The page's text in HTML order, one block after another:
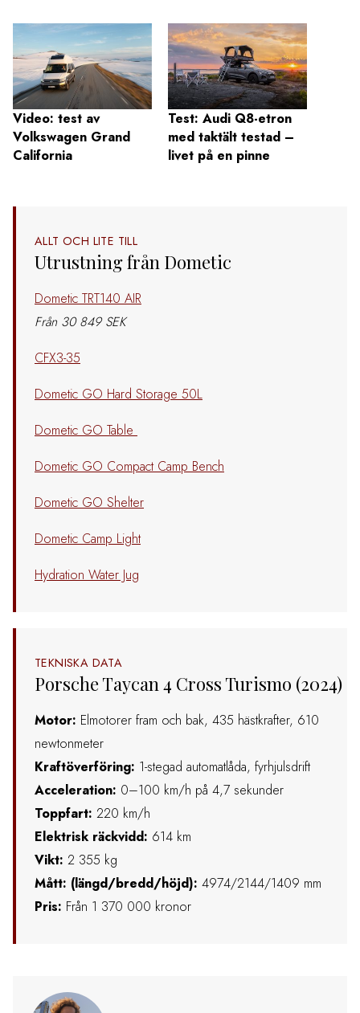
Video: test av
Volkswagen Grand
California
Test: Audi Q8-etron
med taktält testad –
livet på en pinne
ALLT OCH LITE TILL
Utrustning från Dometic
Dometic TRT140 AIR
Från 30 849 SEK
CFX3-35
Dometic GO Hard Storage 50L
Dometic GO Table
Dometic GO Compact Camp Bench
Dometic GO Shelter
Dometic Camp Light
Hydration Water Jug
TEKNISKA DATA
Porsche Taycan 4 Cross Turismo (2024)
Motor: Elmotorer fram och bak, 435 hästkrafter, 610
newtonmeter
Kraftöverföring: 1-stegad automatlåda, fyrhjulsdrift
Acceleration: 0–100 km/h på 4,7 sekunder
Toppfart: 220 km/h
Elektrisk räckvidd: 614 km
Vikt: 2 355 kg
Mått: (längd/bredd/höjd): 4974/2144/1409 mm
Pris: Från 1 370 000 kronor